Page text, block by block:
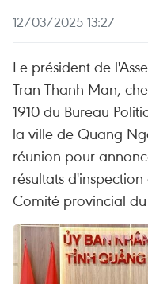
12/03/2025 13:27
Le président de
Tran Thanh Man,
1910 du Bureau
la ville de Quang
réunion pour
résultats
Comité provincial